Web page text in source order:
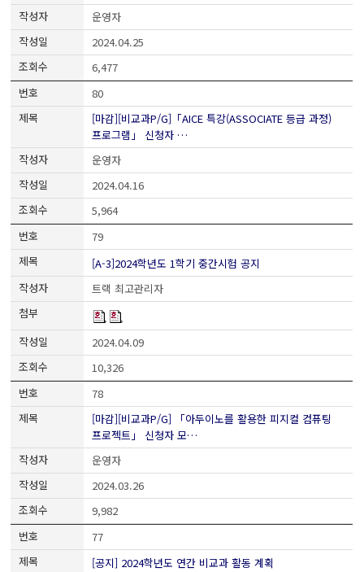
운영자
2024.04.25
6,477
80
[마감][비교과P/G]「AICE 특강(ASSOCIATE 등급 과정)
프로그램」 신청자 …
운영자
2024.04.16
5,964
79
[A-3]2024학년도 1학기 중간시험 공지
트랙 최고관리자
2024.04.09
10,326
78
[마감][비교과P/G] 「아두이노를 활용한 피지컬 컴퓨팅
프로젝트」 신청자 모…
운영자
2024.03.26
9,982
77
[공지] 2024학년도 연간 비교과 활동 계획